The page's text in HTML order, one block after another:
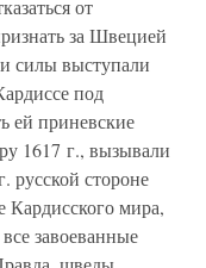
от
за Швецией
силы выступали
под
ей приневские
1617 г., вызывали
русской стороне
Кардисского мира,
завоеванные